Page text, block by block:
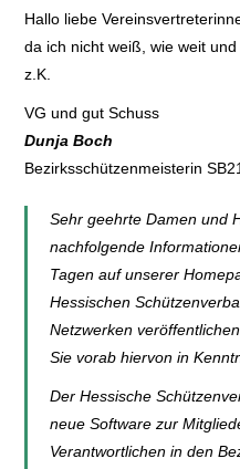
Hallo liebe
da ich nicht weiß, wie weit
z.K.
VG und gut Schuss
Dunja Boch
Bezirksschützenmeisterin
Sehr geehrte Damen und
nachfolgende
Tagen auf unserer
Hessischen
Netzwerken
Sie vorab hiervon in
Der Hessische
neue Software zur
Verantwortlichen in den